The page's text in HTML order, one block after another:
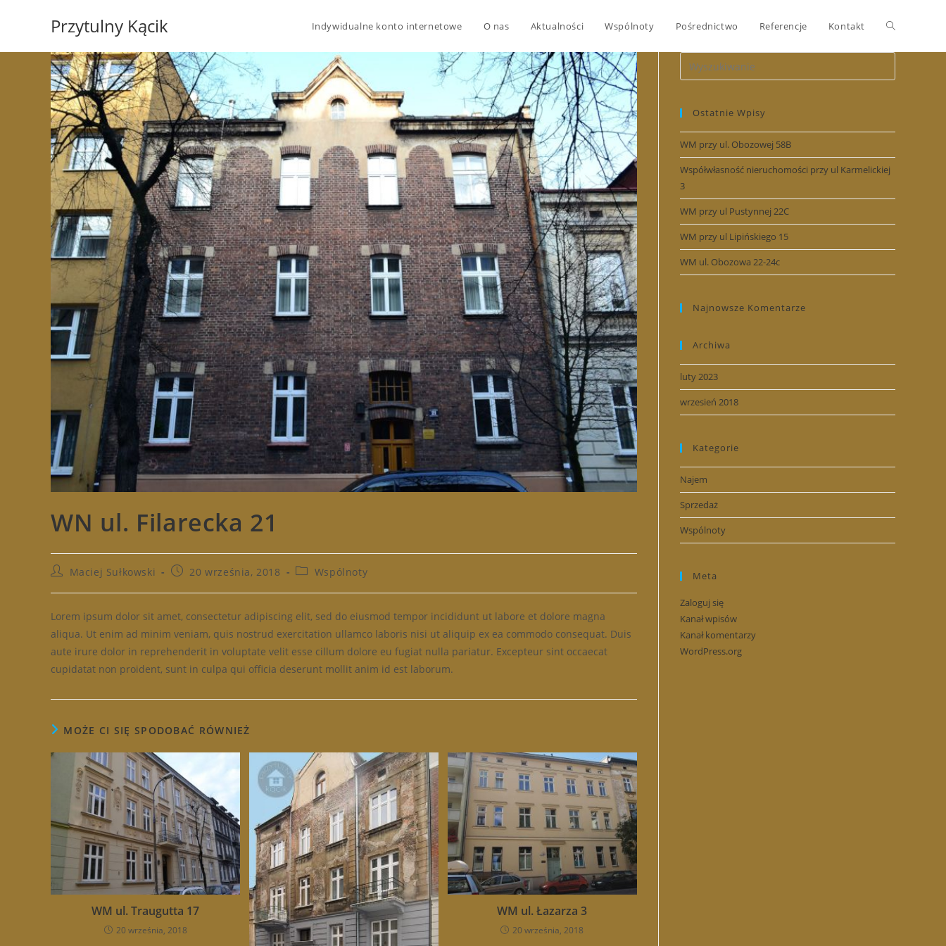
Przytulny Kącik Indywidualne konto internetowe O nas Aktualności Wspólnoty Pośrednictwo Referencje Kontakt Toggle
website
search
WN ul. Filarecka 21
PostMaciej Sułkowski
Post20 września, 2018
PostWspólnoty
Lorem ipsum dolor sit amet, consectetur adipiscing elit, sed do eiusmod tempor incididunt ut labore et dolore magna
aliqua. Ut enim ad minim veniam, quis nostrud exercitation ullamco laboris nisi ut aliquip ex ea commodo consequat. Duis
aute irure dolor in reprehenderit in voluptate velit esse cillum dolore eu fugiat nulla pariatur. Excepteur sint occaecat
cupidatat non proident, sunt in culpa qui officia deserunt mollit anim id est laborum.
MOŻE CI SIĘ SPODOBAĆ RÓWNIEŻ
WM ul. Traugutta 17
20 września, 2018
WM ul. Łazarza 3
20 września, 2018
Ostatnie Wpisy
WM przy ul. Obozowej 58B
Współwłasność nieruchomości przy ul Karmelickiej
3
WM przy ul Pustynnej 22C
WM przy ul Lipińskiego 15
WM ul. Obozowa 22-24c
Najnowsze Komentarze
Archiwa
luty 2023
wrzesień 2018
Kategorie
Najem
Sprzedaż
Wspólnoty
Meta
Zaloguj się
Kanał wpisów
Kanał komentarzy
WordPress.org